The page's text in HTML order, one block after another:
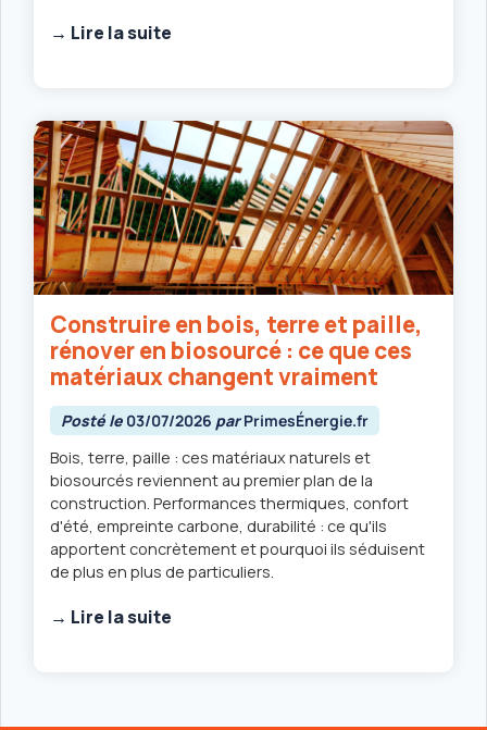
→ Lire la suite
Construire en bois, terre et paille,
rénover en biosourcé : ce que ces
matériaux changent vraiment
Posté le 03/07/2026 parPrimesÉnergie.fr
Bois, terre, paille : ces matériaux naturels et
biosourcés reviennent au premier plan de la
construction. Performances thermiques, confort
d'été, empreinte carbone, durabilité : ce qu'ils
apportent concrètement et pourquoi ils séduisent
de plus en plus de particuliers.
→ Lire la suite